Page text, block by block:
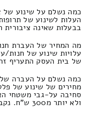
כמה נשלם על שינוע של
העלות לשינוע של
בבעלות שאינה ציבורית
מה המחיר של העברת
עלויות שינוע של
של בית העסק התעריף זה
כמה נשלם על העברה
מחירים של שינוע של
סחיבה על-גבי משטחי
ולא יותר מ300 ש"ח. נקבע ע"פ כמה וכמה.